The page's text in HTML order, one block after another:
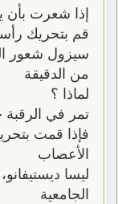
إذا شعرت
قم بتحريك
سيزول شعور
من الدقيقة
لماذا ؟
تمر في
فإذا قمت
الأعصاب
ليسا
الجامعية